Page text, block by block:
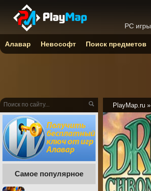
PlayMap.ru »
Самое популярное
PC игры
Алавар Невософт Поиск предметов